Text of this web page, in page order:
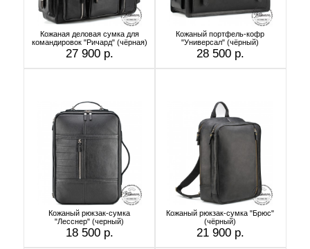
Кожаная деловая сумка для
командировок "Ричард" (чёрная)
27 900 р.
Кожаный портфель-кофр
"Универсал" (чёрный)
28 500 р.
Кожаный рюкзак-сумка
"Лесснер" (черный)
18 500 р.
Кожаный рюкзак-сумка "Брюс"
(чёрный)
21 900 р.